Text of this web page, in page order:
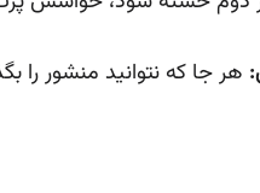
هر جا که نتوانید منشور را